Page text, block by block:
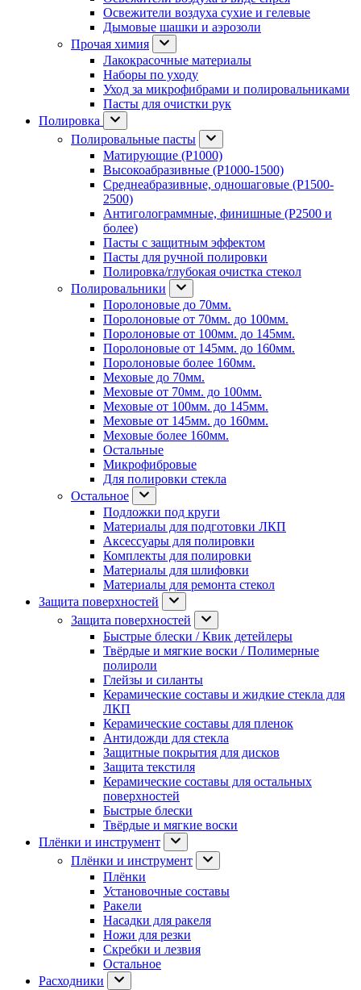
Освежители воздуха сухие и гелевые
Дымовые шашки и аэрозоли
Прочая химия
Лакокрасочные материалы
Наборы по уходу
Уход за микрофибрами и полировальниками
Пасты для очистки рук
Полировка
Полировальные пасты
Матирующие (P1000)
Высокоабразивные (P1000-1500)
Среднеабразивные, одношаговые (P1500-
2500)
Антиголограммные, финишные (P2500 и
более)
Пасты с защитным эффектом
Пасты для ручной полировки
Полировка/глубокая очистка стекол
Полировальники
Поролоновые до 70мм.
Поролоновые от 70мм. до 100мм.
Поролоновые от 100мм. до 145мм.
Поролоновые от 145мм. до 160мм.
Поролоновые более 160мм.
Меховые до 70мм.
Меховые от 70мм. до 100мм.
Меховые от 100мм. до 145мм.
Меховые от 145мм. до 160мм.
Меховые более 160мм.
Остальные
Микрофибровые
Для полировки стекла
Остальное
Подложки под круги
Материалы для подготовки ЛКП
Аксессуары для полировки
Комплекты для полировки
Материалы для шлифовки
Материалы для ремонта стекол
Защита поверхностей
Защита поверхностей
Быстрые блески / Квик детейлеры
Твёрдые и мягкие воски / Полимерные
полироли
Глейзы и силанты
Керамические составы и жидкие стекла для
ЛКП
Керамические составы для пленок
Антидожди для стекла
Защитные покрытия для дисков
Защита текстиля
Керамические составы для остальных
поверхностей
Быстрые блески
Твёрдые и мягкие воски
Плёнки и инструмент
Плёнки и инструмент
Плёнки
Установочные составы
Ракели
Насадки для ракеля
Ножи для резки
Скребки и лезвия
Остальное
Расходники